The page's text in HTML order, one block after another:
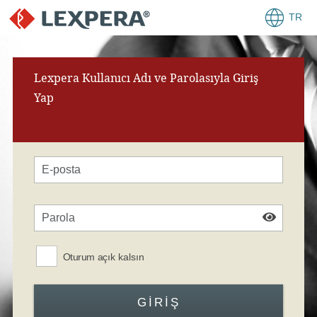
TR
Lexpera Kullanıcı Adı ve Parolasıyla Giriş
Yap
Oturum açık kalsın
GIRIŞ